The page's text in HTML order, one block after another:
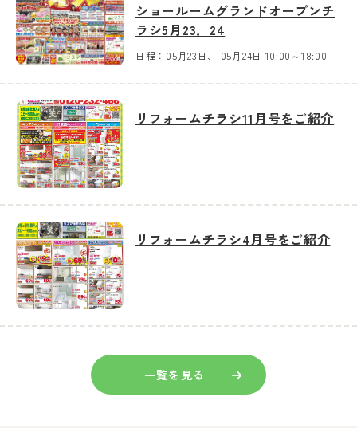
ショールームグランドオープンチ
ラシ5月23．24
日程： 05月23日 05月24日 10:00～18:00
リフォームチラシ11月号をご紹介
リフォームチラシ4月号をご紹介
一覧を見る